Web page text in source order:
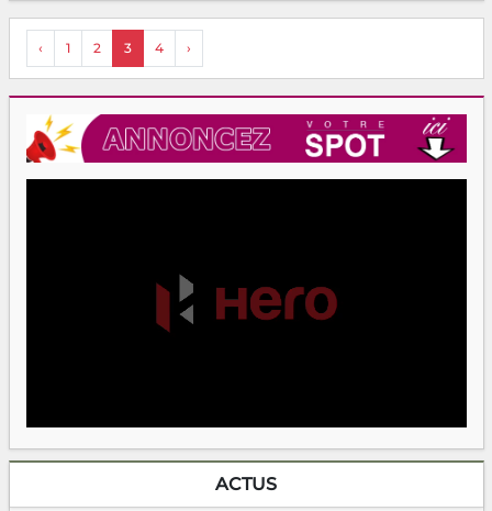
‹ 1 2 3 4 ›
ACTUS